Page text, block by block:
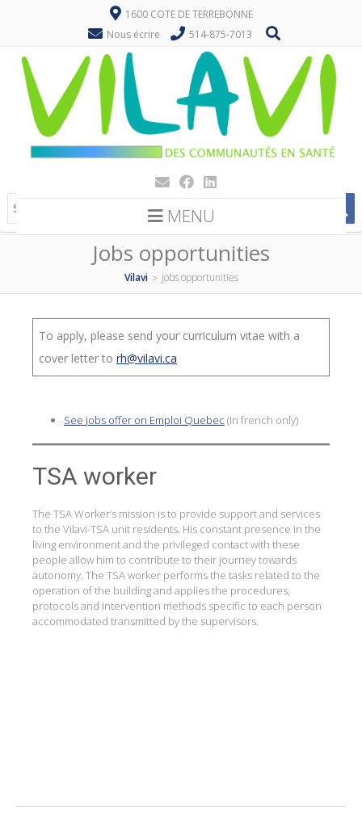
1600 COTE DE TERREBONNE
Nous écrire
514-875-7013
MENU
Jobs opportunities
Vilavi > Jobs opportunities
To apply, please send your curriculum vitae with a
cover letter to rh@vilavi.ca
See jobs offer on Emploi Quebec (In french only)
TSA worker
The TSA Worker’s mission is to provide support and services
to the Vilavi-TSA unit residents. His constant presence in the
living environment and the privileged contact with these
people allow him to contribute to their journey towards
autonomy. The TSA worker performs the tasks related to the
operation of the building and applies the procedures,
protocols and intervention methods specific to each person
accommodated transmitted by the supervisors.